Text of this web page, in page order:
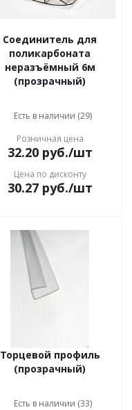
Соединитель для
поликарбоната
неразъёмный 6м
(прозрачный)
Есть в наличии (29)
Розничная цена
32.20руб./шт
Цена по дисконту
30.27руб./шт
Торцевой профиль
(прозрачный)
Есть в наличии (33)